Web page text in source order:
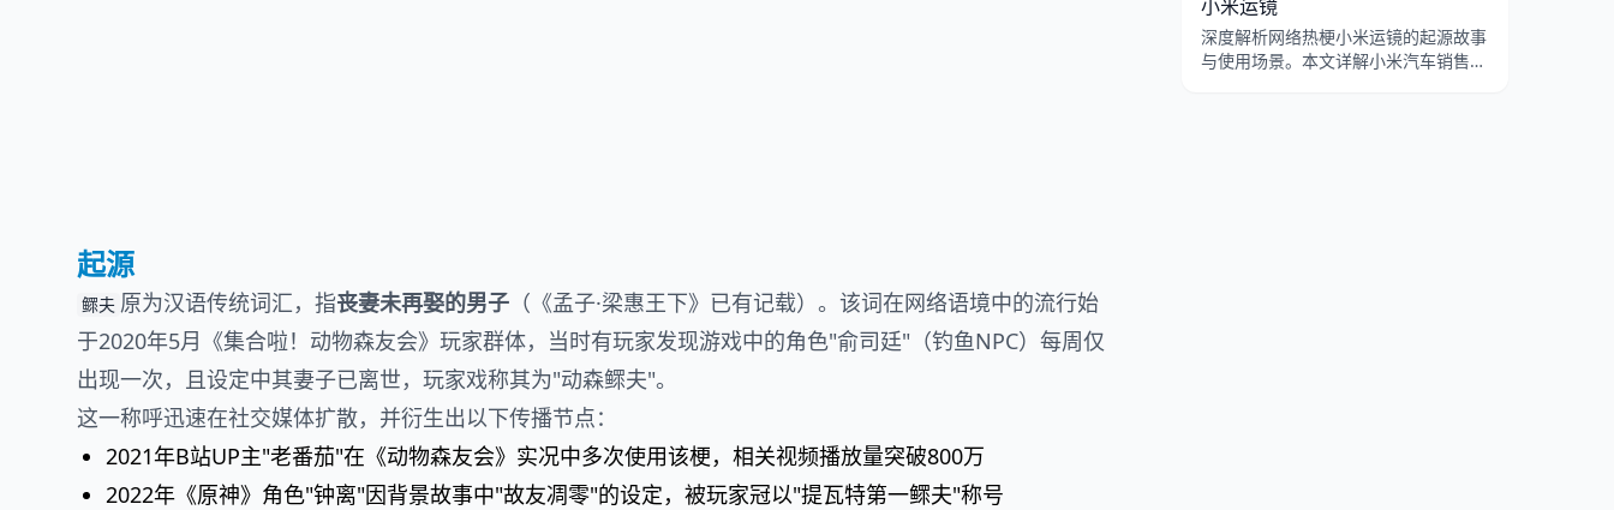
起源
鳏夫 原为汉语传统词汇，指丧妻未再娶的男子 （《孟子·梁惠王下》已有记载）。该词在网络语境中的流行始
于2020年5月《集合啦！动物森友会》玩家群体，当时有玩家发现游戏中的角色"俞司廷"（钓鱼NPC）每周仅
出现一次，且设定中其妻子已离世，玩家戏称其为"动森鳏夫"。
这一称呼迅速在社交媒体扩散，并衍生出以下传播节点：
2021年B站UP主"老番茄"在《动物森友会》实况中多次使用该梗，相关视频播放量突破800万
2022年《原神》角色"钟离"因背景故事中"故友凋零"的设定，被玩家冠以"提瓦特第一鳏夫"称号
小米运镜
深度解析网络热梗小米运镜的起源故事
与使用场景。本文详解小米汽车销售豆